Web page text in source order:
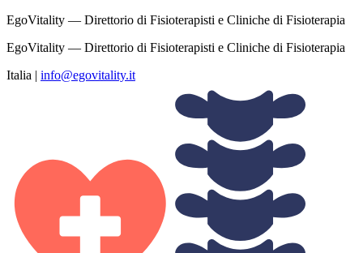
EgoVitality — Direttorio di Fisioterapisti e Cliniche di Fisioterapia
EgoVitality — Direttorio di Fisioterapisti e Cliniche di Fisioterapia
Italia | info@egovitality.it